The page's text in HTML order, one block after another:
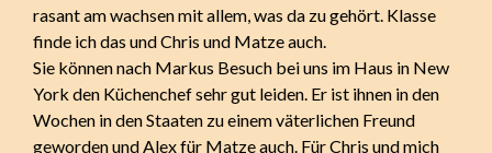
rasant am wachsen mit allem, was da zu gehört. Klasse
finde ich das und Chris und Matze auch.
Sie können nach Markus Besuch bei uns im Haus in New
York den Küchenchef sehr gut leiden. Er ist ihnen in den
Wochen in den Staaten zu einem väterlichen Freund
geworden und Alex für Matze auch. Für Chris und mich